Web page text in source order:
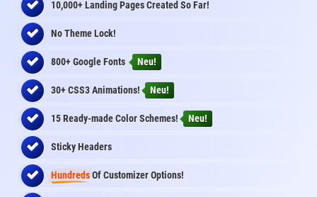
10,000+ Landing Pages Created So Far!
No Theme Lock!
800+ Google Fonts Neu!
30+ CSS3 Animations! Neu!
15 Ready-made Color Schemes! Neu!
Sticky Headers
HundredsOf Customizer Options!